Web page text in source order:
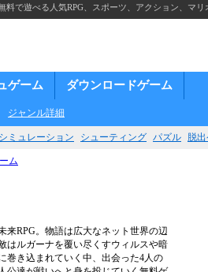
で遊べる人気RPG、スポーツ、アクション、マリ
ゲーム ダウンロードゲーム
ジャンル詳細
シミュレーション シューティング パズル 脱
ム
来RPG。物語は広大なネット世界の辺
はルガーナを覆い尽くすウィルスや暗
巻き込まれていく中、出会った4人の